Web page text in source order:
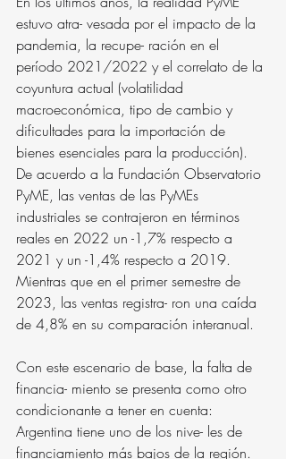
estuvo atra- vesada por el impacto de la
pandemia, la recupe- ración en el
período 2021/2022 y el correlato de la
coyuntura actual (volatilidad
macroeconómica, tipo de cambio y
dificultades para la importación de
bienes esenciales para la producción).
De acuerdo a la Fundación Observatorio
PyME, las ventas de las PyMEs
industriales se contrajeron en términos
reales en 2022 un -1,7% respecto a
2021 y un -1,4% respecto a 2019.
Mientras que en el primer semestre de
2023, las ventas registra- ron una caída
de 4,8% en su comparación interanual.
Con este escenario de base, la falta de
financia- miento se presenta como otro
condicionante a tener en cuenta:
Argentina tiene uno de los nive- les de
financiamiento más bajos de la región.